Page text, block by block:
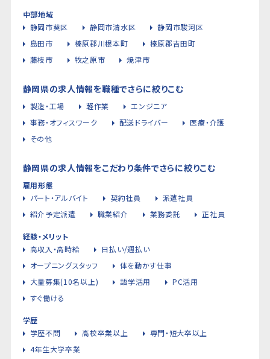
中部地域
静岡市葵区
静岡市清水区
静岡市駿河区
島田市
榛原郡川根本町
榛原郡吉田町
藤枝市
牧之原市 焼津市
静岡県の求人情報を職種でさらに絞りこむ
製造・工場 軽作業
エンジニア
事務・オフィスワーク
配送ドライバー
医療・介護
その他
静岡県の求人情報をこだわり条件でさらに絞りこむ
雇用形態
パート・アルバイト
契約社員
派遣社員
紹介予定派遣
職業紹介 業務委託 正社員
経験・メリット
高収入・高時給
日払い/週払い
オープニングスタッフ
体を動かす仕事
大量募集(10名以上)
語学活用
PC活用
すぐ働ける
学歴
学歴不問
高校卒業以上
専門・短大卒以上
4年生大学卒業